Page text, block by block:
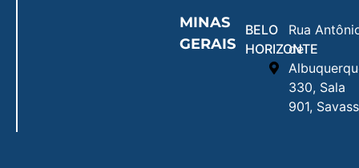
MINAS
GERAIS
BELO
HORIZONTE
Rua
de
330, Sala
901,